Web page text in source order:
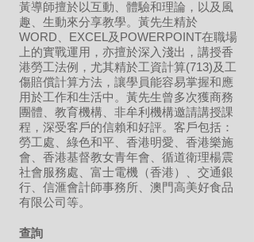
黃導師擅於以互動、體驗和理論，以及風
趣、生動來分享教學。黃先生精於
WORD、EXCEL及POWERPOINT在職場
上的實戰運用，亦擅於深入淺出，講授香
港勞工法例，尤其精於工資計算(713)及工
傷賠償計算方法，讓學員能容易掌握和應
用於工作和生活中。黃先生曾多次獲商務
團體、教育機構、非牟利機構邀請講授課
程，深受客戶的信賴和好評。客戶包括：
勞工處、綠色和平、香港明愛、香港樂施
會、香港基督教女青年會、循道衛理楊震
社會服務處、富士電機（香港）、交通銀
行、信滙會計師事務所、澳門高美好食品
有限公司等。
​查詢